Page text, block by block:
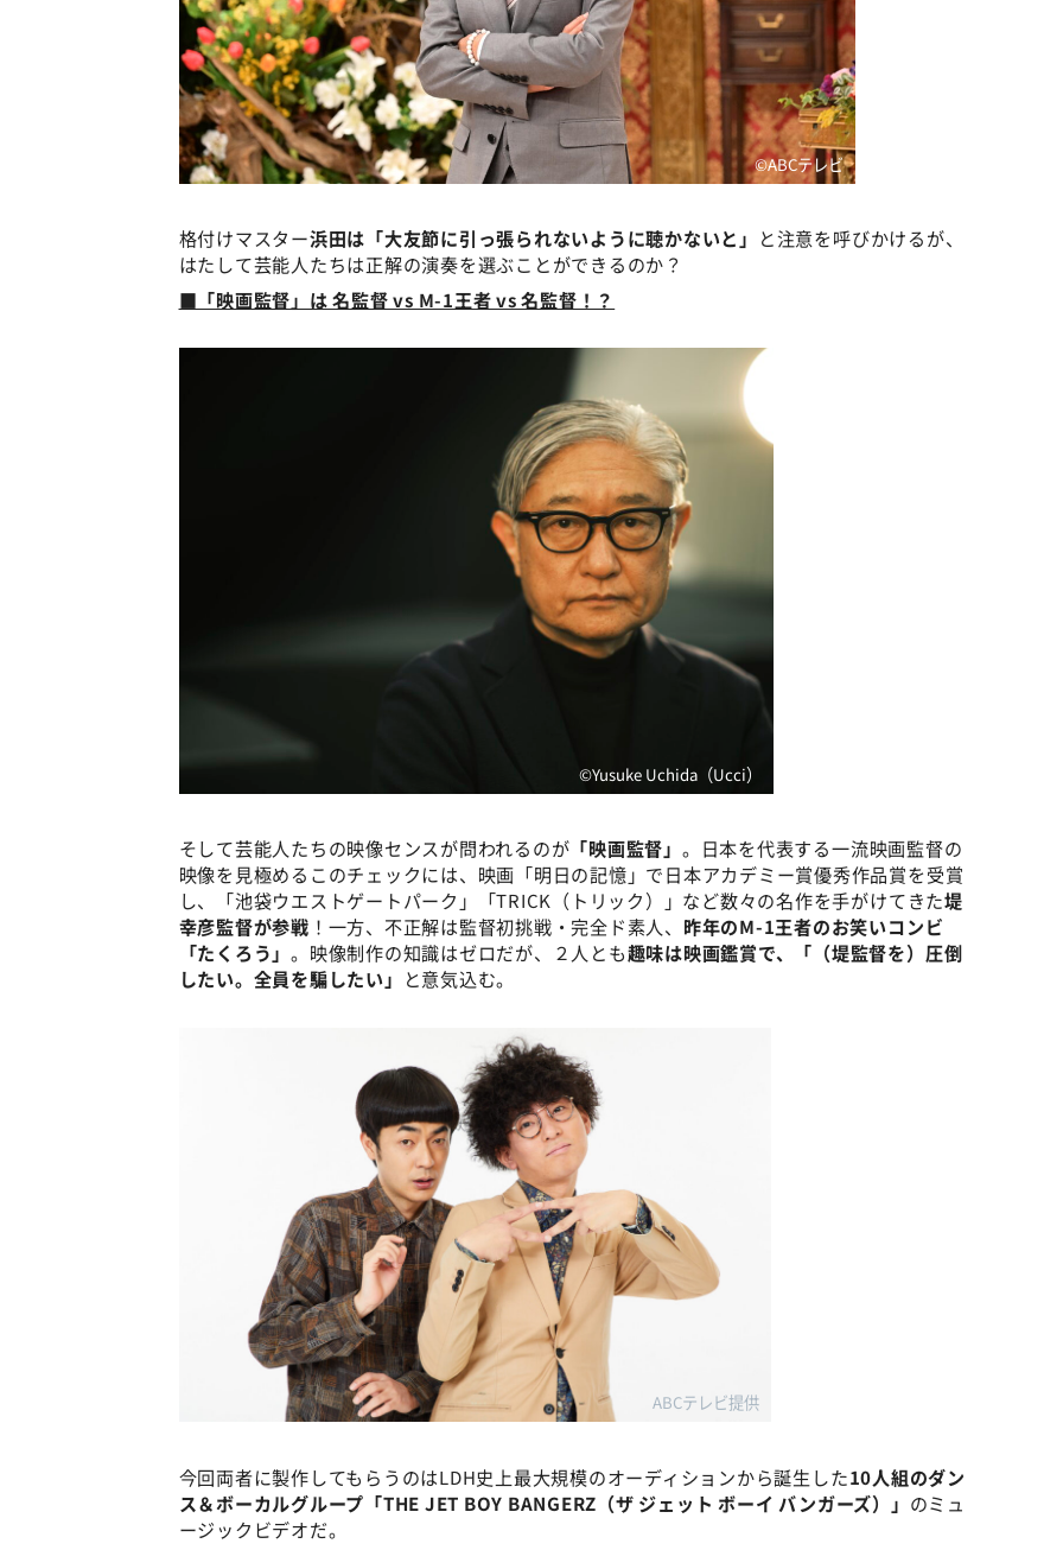
©ABCテレビ
格付けマスター浜田は「大友節に引っ張られないように聴かないと」 と注意を呼びかけるが、
はたして芸能人たちは正解の演奏を選ぶことができるのか？
■「映画監督」は 名監督 vs M-1王者 vs 名監督！？
©Yusuke Uchida（Ucci）
そして芸能人たちの映像センスが問われるのが 「映画監督」 。日本を代表する一流映画監督の
映像を見極めるこのチェックには、映画「明日の記憶」で日本アカデミー賞優秀作品賞を受賞
し、「池袋ウエストゲートパーク」「TRICK（トリック）」など数々の名作を手がけてきた堤
幸彦監督が参戦 ！一方、不正解は監督初挑戦・完全ド素人、 昨年のM-1王者のお笑いコンビ
「たくろう」。映像制作の知識はゼロだが、２人とも趣味は映画鑑賞で、「（堤監督を）圧倒
したい。全員を騙したい」 と意気込む。
ABCテレビ提供
今回両者に製作してもらうのはLDH史上最大規模のオーディションから誕生した10人組のダン
ス＆ボーカルグループ「THE JET BOY BANGERZ（ザ ジェット ボーイ バンガーズ）」 のミュ
ージックビデオだ。